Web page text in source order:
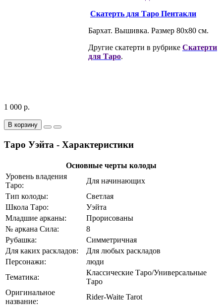
Скатерть для Таро Пентакли
Бархат. Вышивка. Размер 80х80 см.
Другие скатерти в рубрике Скатерти
для Таро.
1 000 р.
В корзину
Таро Уэйта - Характеристики
Основные черты колоды
Уровень владения
Таро:
Для начинающих
Тип колоды:
Светлая
Школа Таро:
Уэйта
Младшие арканы:
Прорисованы
№ аркана Сила:
8
Рубашка:
Симметричная
Для каких раскладов:
Для любых раскладов
Персонажи:
люди
Тематика:
Классические Таро/Универсальные
Таро
Оригинальное
название:
Rider-Waite Tarot